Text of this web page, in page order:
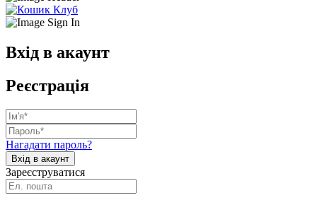
Вхід в акаунт
Реєстрація
Нагадати пароль?
Зареєструватися